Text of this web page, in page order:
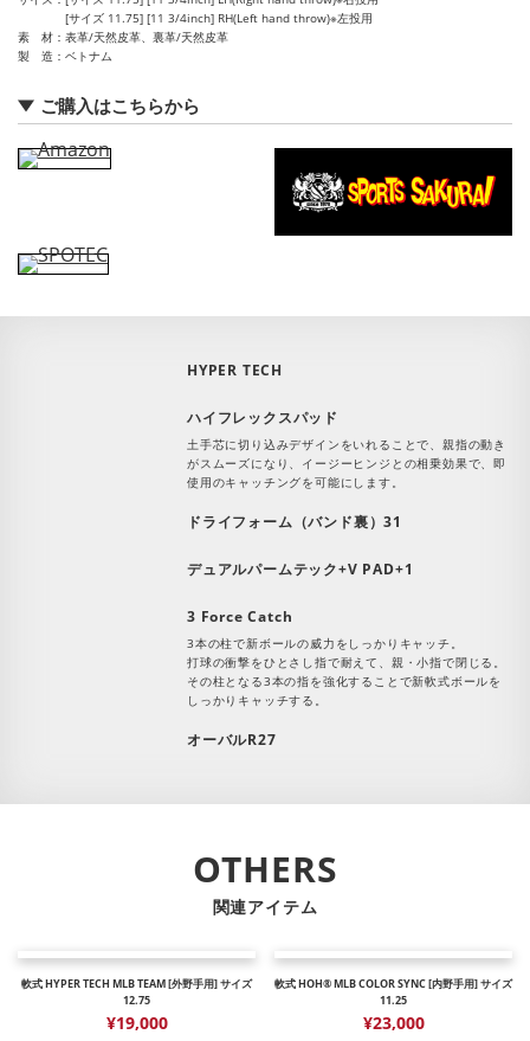
[サイズ 11.75] [11 3/4inch] RH(Left hand throw)※左投用
素 材
表革/天然皮革、裏革/天然皮革
製 造
ベトナム
ご購入はこちらから
HYPER TECH
ハイフレックスパッド
土手芯に切り込みデザインをいれることで、親指の動き
がスムーズになり、イージーヒンジとの相乗効果で、即
使用のキャッチングを可能にします。
ドライフォーム（バンド裏）31
デュアルパームテック+V PAD+1
3 Force Catch
3本の柱で新ボールの威力をしっかりキャッチ。
打球の衝撃をひとさし指で耐えて、親・小指で閉じる。
その柱となる3本の指を強化することで新軟式ボールを
しっかりキャッチする。
オーバルR27
OTHERS
関連アイテム
軟式 HYPER TECH MLB TEAM [外野手用] サイズ
12.75
¥19,000
軟式 HOH® MLB COLOR SYNC [内野手用] サイズ
11.25
¥23,000